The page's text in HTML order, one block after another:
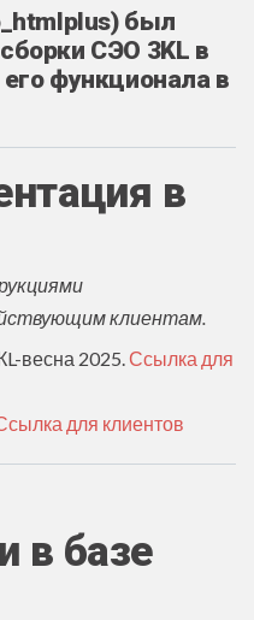
был
СЭО 3KL в
функционала в
в
клиентам.
весна 2025. Ссылка для
для клиентов
в базе